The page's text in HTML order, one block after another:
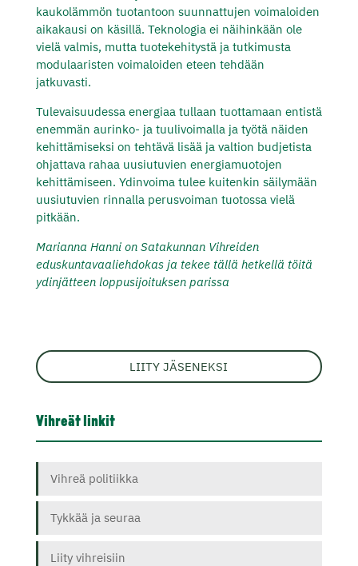
kaukolämmön tuotantoon suunnattujen voimaloiden
aikakausi on käsillä. Teknologia ei näihinkään ole
vielä valmis, mutta tuotekehitystä ja tutkimusta
modulaaristen voimaloiden eteen tehdään
jatkuvasti.
Tulevaisuudessa energiaa tullaan tuottamaan entistä
enemmän aurinko- ja tuulivoimalla ja työtä näiden
kehittämiseksi on tehtävä lisää ja valtion budjetista
ohjattava rahaa uusiutuvien energiamuotojen
kehittämiseen. Ydinvoima tulee kuitenkin säilymään
uusiutuvien rinnalla perusvoiman tuotossa vielä
pitkään.
Marianna Hanni on Satakunnan Vihreiden
eduskuntavaaliehdokas ja tekee tällä hetkellä töitä
ydinjätteen loppusijoituksen parissa
LIITY JÄSENEKSI
Vihreät linkit
Vihreä politiikka
Tykkää ja seuraa
Liity vihreisiin